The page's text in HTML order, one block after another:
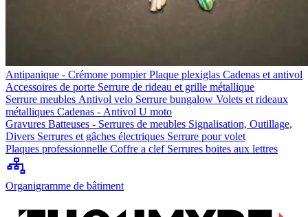
Antipanique - Crémone pompierPlaque plexiglas Cadenas et antivol
Accessoires de porte Serrure de rideau et grille métallique
Serrure meubles Antivol velo Serrure bungalow Volets et rideaux
métalliques Cadenas - Antivol U moto
Gravures Batteuses - Serrures de meubles Signalisation, Outillage,
Divers Serrures et gâches électriques Serrure pour volet
Plaques professionnelle Coffre a clef Serrures boites aux lettres
Organigramme de bâtiment